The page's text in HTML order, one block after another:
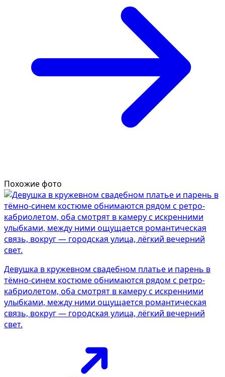
Похожие фото
Девушка в кружевном свадебном платье и парень в
тёмно-синем костюме обнимаются рядом с ретро-
кабриолетом, оба смотрят в камеру с искренними
улыбками, между ними ощущается романтическая
связь, вокруг — городская улица, лёгкий вечерний
свет.